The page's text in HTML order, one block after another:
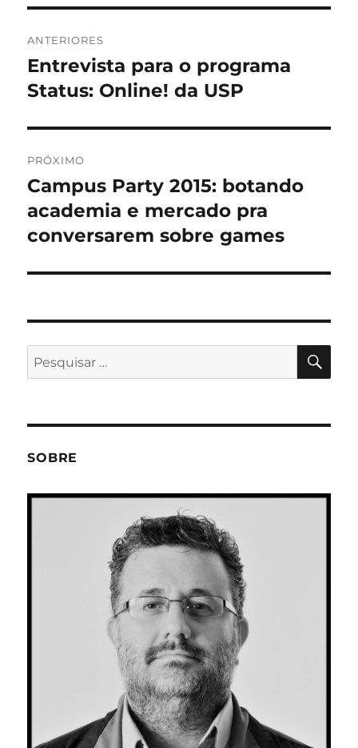
de
Post
ANTERIORES
Post
anterior:
Entrevista para o programa
Status: Online! da USP
PRÓXIMO
Próximo
post:
Campus Party 2015: botando
academia e mercado pra
conversarem sobre games
Pesquisar
por:
SOBRE